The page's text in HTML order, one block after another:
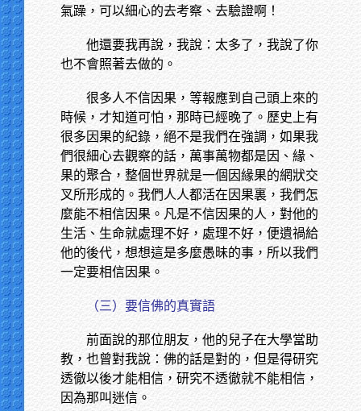
氣躁，可以細心的去考察、去驗證啊！
他還要我再說，我說：太多了，我說了你
也不會照著去做的。
很多人不信因果，等報應到自己頭上來的
時候，才知道可怕，那時已經晚了。歷史上有
很多因果的紀錄，絕不是我們在強調，如果我
們很細心去觀察的話，萬事萬物都是因、緣、
果的聚合，整個世界就是一個因緣果的網狀交
叉所形成的。我們人人都活在因果裏，我們怎
麼能不相信因果。凡是不信因果的人，對他的
生活、生命就處理不好，處理不好，便遺禍給
他的後代，想想這是多麼愚昧的事，所以我們
一定要相信因果。
（三）要信佛的真實語
前面說的那位朋友，他的兒子在大學當助
教，也曾對我說：佛的話是對的，但是得研究
透徹以後才能相信，研究不透徹就不能相信，
因為那叫迷信。